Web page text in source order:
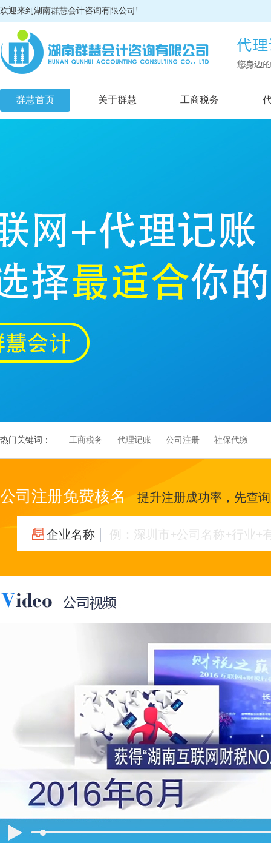
欢迎来到湖南群慧会计咨询有限公司!
群慧首页 关于群慧 工商税务
热门关键词： 工商税务 代理记账 公司注册 社保代缴
公司注册免费核名 提升注册成功率，先查
企业名称